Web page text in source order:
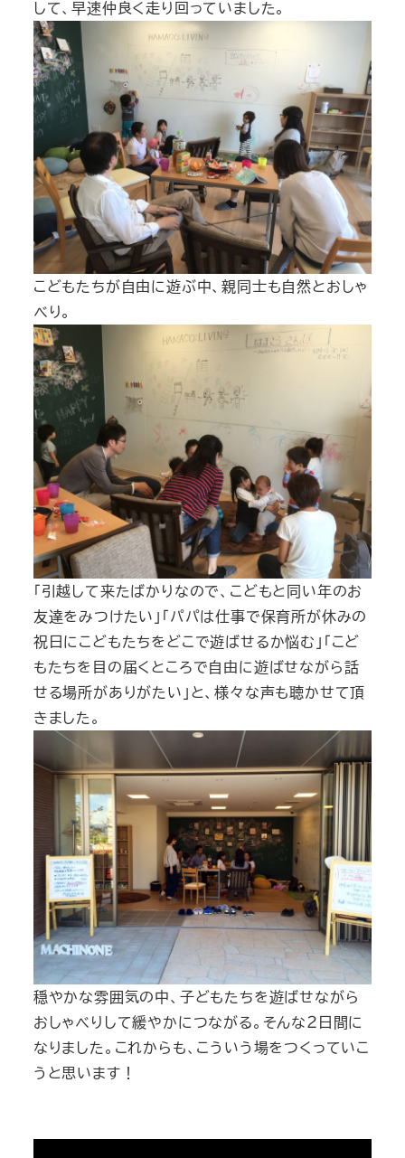
して、早速仲良く走り回っていました。
こどもたちが自由に遊ぶ中、親同士も自然とおしゃ
べり。
「引越して来たばかりなので、こどもと同い年のお
友達をみつけたい」「パパは仕事で保育所が休みの
祝日にこどもたちをどこで遊ばせるか悩む」「こど
もたちを目の届くところで自由に遊ばせながら話
せる場所がありがたい」と、様々な声も聴かせて頂
きました。
穏やかな雰囲気の中、子どもたちを遊ばせながら
おしゃべりして緩やかにつながる。そんな２日間に
なりました。これからも、こういう場をつくっていこ
うと思います！